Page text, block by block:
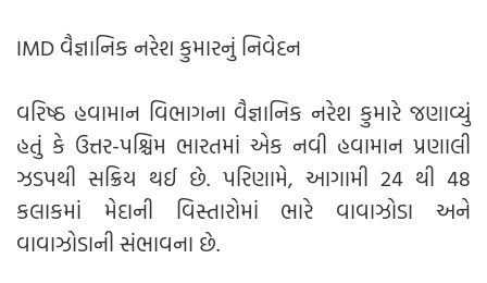
IMD વૈજ્ઞાનિક નરેશ કુમારનું નિવેદન
વરિષ્ઠ હવામાન વિભાગના વૈજ્ઞાનિક નરેશ કુમારે જણાવ્યું
હતું કે ઉત્તર-પશ્ચિમ ભારતમાં એક નવી હવામાન પ્રણાલી
ઝડપથી સક્રિય થઈ છે. પરિણામે, આગામી 24 થી 48
કલાકમાં મેદાની વિસ્તારોમાં ભારે વાવાઝોડા અને
વાવાઝોડાની સંભાવના છે.